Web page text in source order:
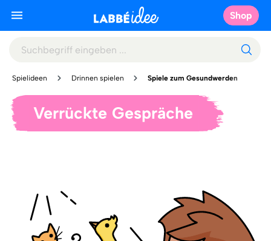
Shop
Spielideen Drinnen spielen Spiele zum Gesundwerden
Verrückte Gespräche